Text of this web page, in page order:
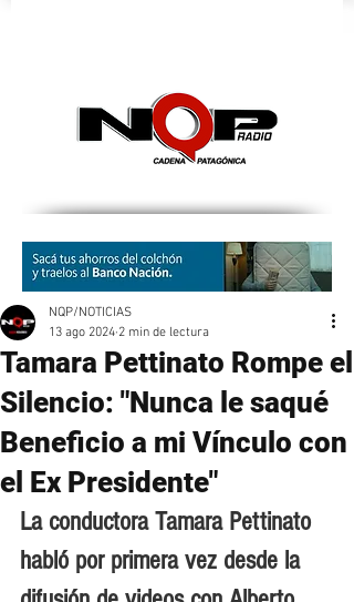
Tamara Pettinato Rompe el
Silencio: "Nunca le saqué
Beneficio a mi Vínculo con
el Ex Presidente"
NQP/NOTICIAS
13 ago 2024 2 min de lectura
La conductora Tamara Pettinato
habló por primera vez desde la